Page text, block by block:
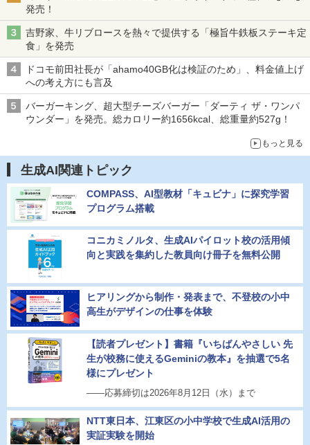
発売！
吉野家、牛リブロースを熱々で提供する「極旨牛鉄板ステーキ定
食」を発売
ドコモ前田社長が「ahamo40GB化は検証のため」、料金値上げ
への考え方にも言及
バーガーキング、超大型チーズバーガー「ダーティ ザ・ワンパ
ウンダー」を発売。総カロリー約1656kcal、総重量約527g！
もっと見る
生成AI関連トピック
COMPASS、AI型教材「キュビナ」に探究学習
プログラム搭載
コニカミノルタ、生成AIパイロット校の活用傾
向と実践を集約した教員向け冊子を無料公開
ヒアリングから制作・発表まで、不登校の小中
高生がデザインの仕事を体験
【読者プレゼント】書籍『いちばんやさしい 先
生が校務に使えるGeminiの教本』を抽選で5名
様にプレゼント
――応募締切は2026年8月12日（水）まで
NTT東日本、江東区の小中学校で生成AI活用の
実証実験を開始